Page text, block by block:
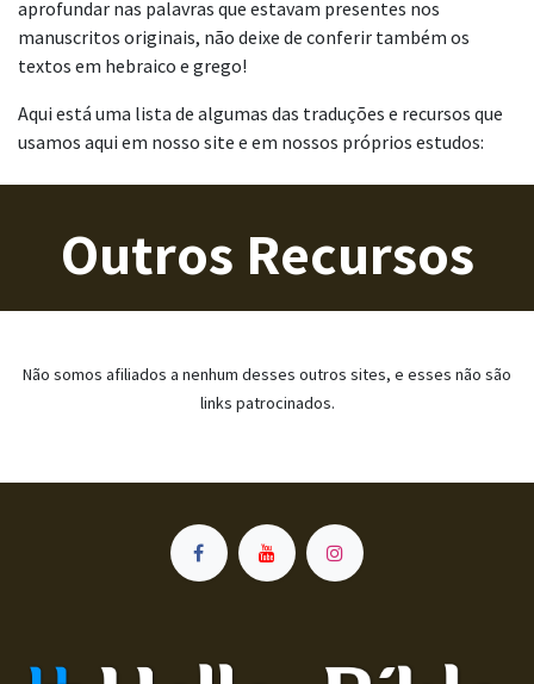
aprofundar nas palavras que estavam presentes nos
manuscritos originais, não deixe de conferir também os
textos em hebraico e grego!
Aqui está uma lista de algumas das traduções e recursos que
usamos aqui em nosso site e em nossos próprios estudos:
Outros Recursos
Não somos afiliados a nenhum desses outros sites, e esses não são
links patrocinados.